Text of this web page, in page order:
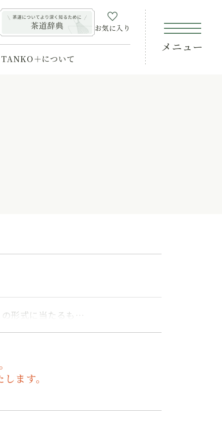
お気に入り
メニュー
TANKO＋について
の形式に当たるも…
ます。